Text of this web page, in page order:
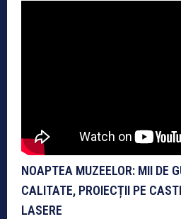
NOAPTEA MUZEELOR: MII DE
CALITATE, PROIECȚII PE
LASERE